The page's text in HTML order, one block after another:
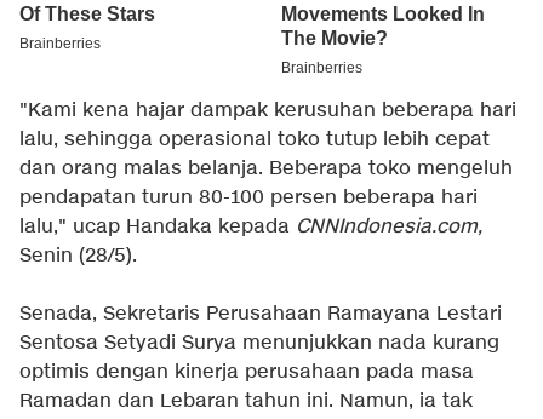
"Kami kena hajar dampak kerusuhan beberapa hari
lalu, sehingga operasional toko tutup lebih cepat
dan orang malas belanja. Beberapa toko mengeluh
pendapatan turun 80-100 persen beberapa hari
lalu," ucap Handaka kepada CNNIndonesia.com,
Senin (28/5).
Senada, Sekretaris Perusahaan Ramayana Lestari
Sentosa Setyadi Surya menunjukkan nada kurang
optimis dengan kinerja perusahaan pada masa
Ramadan dan Lebaran tahun ini. Namun, ia tak